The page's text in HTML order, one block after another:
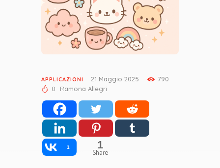
APPLICAZIONI 21 Maggio 2025
790
0
Ramona Allegri
1 1
Share